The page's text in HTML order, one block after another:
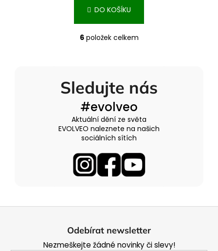
DO KOŠÍKU
O
d
a
c
í
p
r
k
y
p
u
6položek celkem
Sledujte nás
#evolveo
Aktuální dění ze světa
EVOLVEO naleznete na našich
sociálních sítích
Odebírat newsletter
Nezmeškejte žádné novinky či slevy!